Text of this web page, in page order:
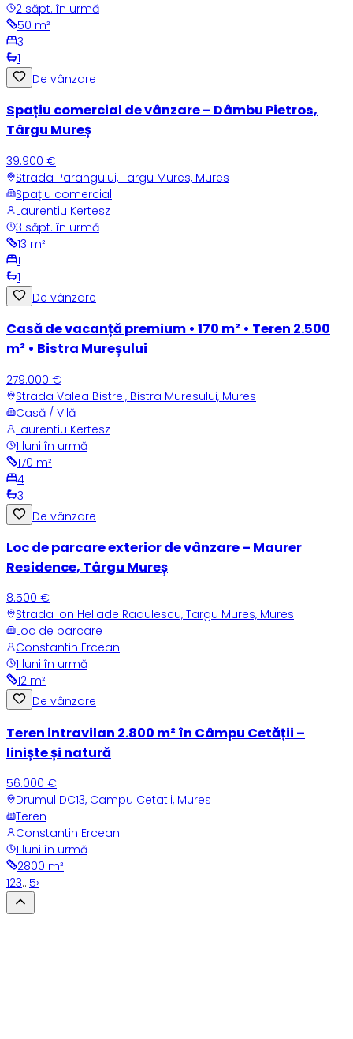
2 săpt. în urmă
50 m²
3
1
De vânzare
Spațiu comercial de vânzare – Dâmbu Pietros,
Târgu Mureș
39.900 €
Strada Parangului, Targu Mures, Mures
Spațiu comercial
Laurentiu Kertesz
3 săpt. în urmă
13 m²
1
1
De vânzare
Casă de vacanță premium • 170 m² • Teren 2.500
m² • Bistra Mureșului
279.000 €
Strada Valea Bistrei, Bistra Muresului, Mures
Casă / Vilă
Laurentiu Kertesz
1 luni în urmă
170 m²
4
3
De vânzare
Loc de parcare exterior de vânzare – Maurer
Residence, Târgu Mureș
8.500 €
Strada Ion Heliade Radulescu, Targu Mures, Mures
Loc de parcare
Constantin Ercean
1 luni în urmă
12 m²
De vânzare
Teren intravilan 2.800 m² în Câmpu Cetății –
liniște și natură
56.000 €
Drumul DC13, Campu Cetatii, Mures
Teren
Constantin Ercean
1 luni în urmă
2800 m²
123…5›